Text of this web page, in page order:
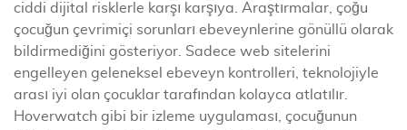
ciddi dijital risklerle karşı karşıya. Araştırmalar, çoğu
çocuğun çevrimiçi sorunları ebeveynlerine gönüllü olarak
bildirmediğini gösteriyor. Sadece web sitelerini
engelleyen geleneksel ebeveyn kontrolleri, teknolojiyle
arası iyi olan çocuklar tarafından kolayca atlatılır.
Hoverwatch gibi bir izleme uygulaması, çocuğunun